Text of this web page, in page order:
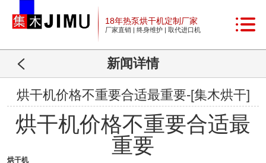
18年热泵烘干机定制厂家
厂家直销 | 终身维护 | 取代进口机
新闻详情
烘干机价格不重要合适最重要-[集木烘干]
烘干机价格不重要合适最
重要
烘干机